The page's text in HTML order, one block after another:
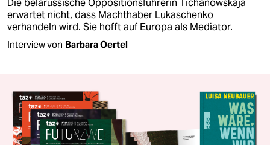
Die belarussische Oppositionsführerin Tichanowskaja
erwartet nicht, dass Machthaber Lukaschenko
verhandeln wird. Sie hofft auf Europa als Mediator.
Interview von Barbara Oertel